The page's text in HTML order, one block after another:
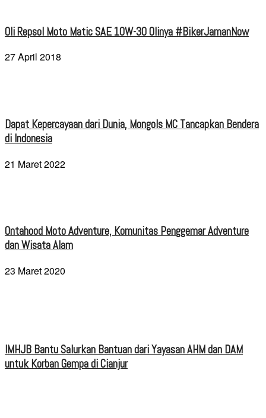
Oli Repsol Moto Matic SAE 10W-30 Olinya #BikerJamanNow
27 April 2018
Dapat Kepercayaan dari Dunia, Mongols MC Tancapkan Bendera
di Indonesia
21 Maret 2022
Ontahood Moto Adventure, Komunitas Penggemar Adventure
dan Wisata Alam
23 Maret 2020
IMHJB Bantu Salurkan Bantuan dari Yayasan AHM dan DAM
untuk Korban Gempa di Cianjur